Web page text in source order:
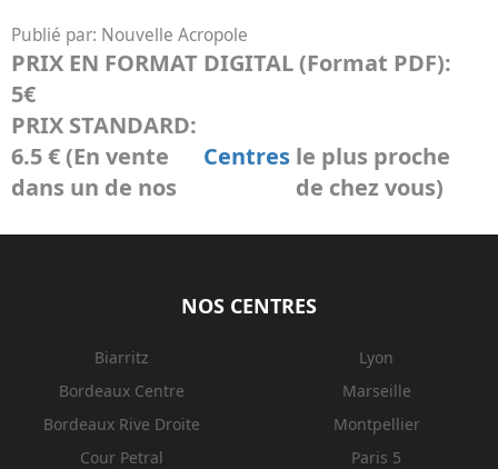
Publié par: Nouvelle Acropole
PRIX EN FORMAT DIGITAL (Format PDF):
5€
PRIX STANDARD:
6.5 € (En vente
dans un de nos
Centres le plus proche
de chez vous)
NOS CENTRES
Biarritz
Bordeaux Centre
Bordeaux Rive Droite
Cour Petral
Lyon
Marseille
Montpellier
Paris 5